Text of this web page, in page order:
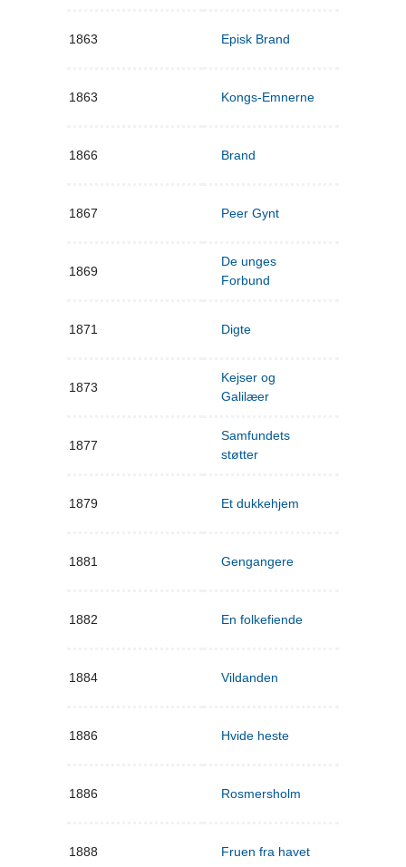
1863 Episk Brand
1863 Kongs-Emnerne
1866 Brand
1867 Peer Gynt
1869
De unges
Forbund
1871 Digte
1873
Kejser og
Galilæer
1877
Samfundets
støtter
1879 Et dukkehjem
1881 Gengangere
1882 En folkefiende
1884 Vildanden
1886 Hvide heste
1886 Rosmersholm
1888 Fruen fra havet